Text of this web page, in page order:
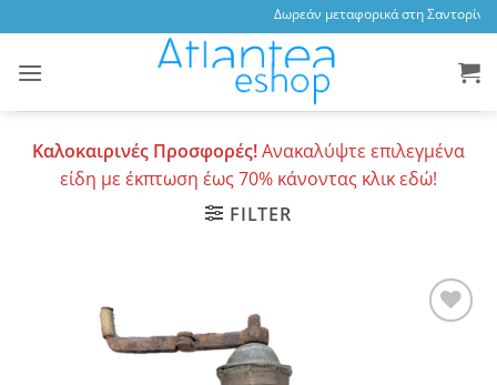
to
content
Δωρεάν μεταφορικά στη
Καλοκαιρινές Προσφορές!Ανακαλύψτε επιλεγμένα
είδη με έκπτωση έως 70% κάνοντας κλικ εδώ!
FILTER